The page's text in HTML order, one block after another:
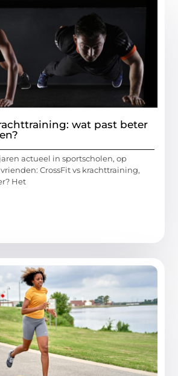
wat past beter
actueel in sportscholen, op
CrossFit vs krachttraining,
Het